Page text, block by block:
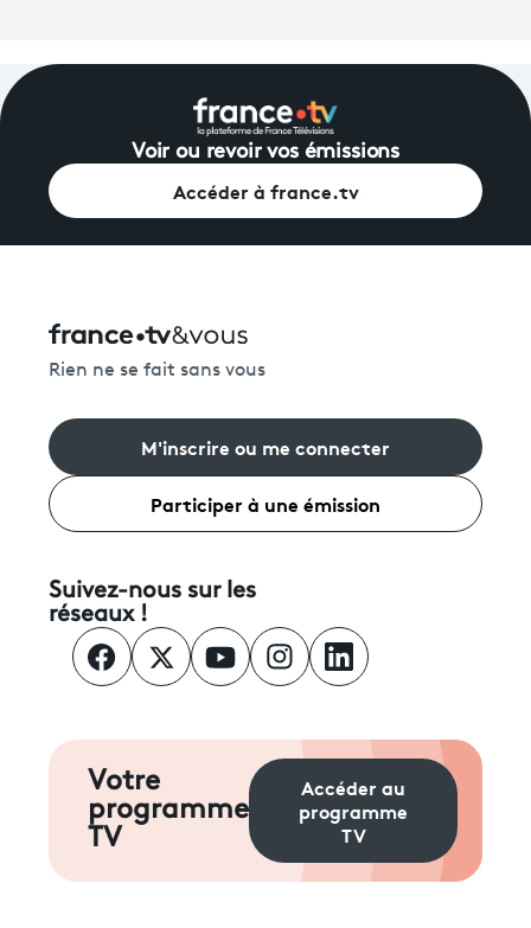
Voir ou revoir vos émissions
Accéder à france.tv
Rien ne se fait sans vous
M'inscrire ou me connecter
Participer à une émission
Suivez-nous sur les
réseaux !
Votre
programme
TV
Accéder au
programme
TV